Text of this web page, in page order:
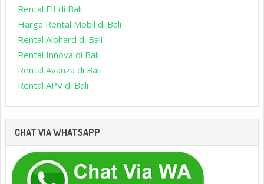
Rental Elf di Bali
Harga Rental Mobil di Bali
Rental Alphard di Bali
Rental Innova di Bali
Rental Avanza di Bali
Rental APV di Bali
CHAT VIA WHATSAPP